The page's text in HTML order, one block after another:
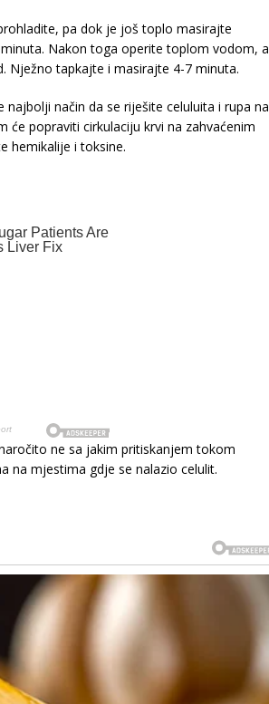
pa dok je još toplo masirajte
Nakon toga operite toplom vodom, a
Nježno tapkajte i masirajte 4-7 minuta.
način da se riješite celuluita i rupa na
popraviti cirkulaciju krvi na zahvaćenim
hemikalije i toksine.
ne sa jakim pritiskanjem tokom
na mjestima gdje se nalazio celulit.